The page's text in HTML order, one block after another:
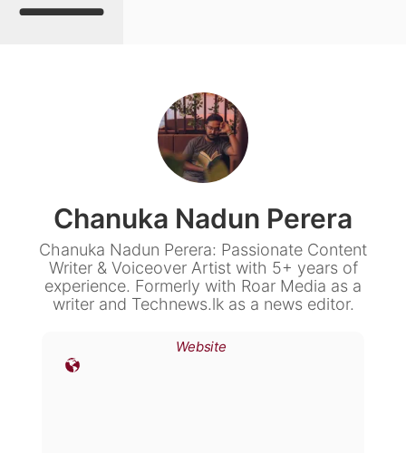
Chanuka Nadun Perera
Chanuka Nadun Perera: Passionate Content
Writer & Voiceover Artist with 5+ years of
experience. Formerly with Roar Media as a
writer and Technews.lk as a news editor.
Website